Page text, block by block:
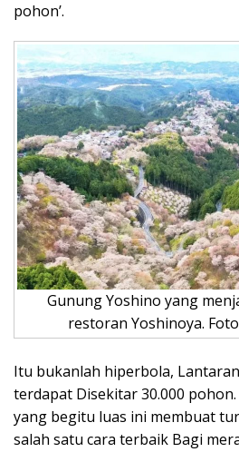
pohon’.
Gunung Yoshino yang
restoran Yoshinoya.
Itu bukanlah hiperbola,
terdapat Disekitar 30.000
yang begitu luas ini membuat
salah satu cara terbaik Bagi